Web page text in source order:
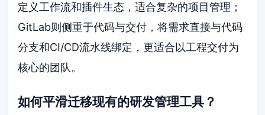
定义工作流和插件生态，适合复杂的项目管理；
GitLab则侧重于代码与交付，将需求直接与代码
分支和CI/CD流水线绑定，更适合以工程交付为
核心的团队。
如何平滑迁移现有的研发管理工具？